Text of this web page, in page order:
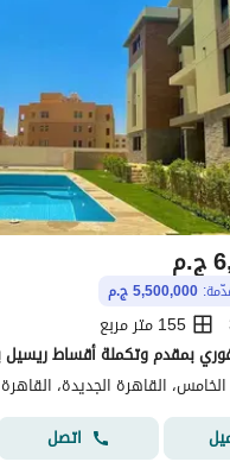
ج.م
5,500,000 ج.م
155 متر مربع
القاهرة الجديدة، القاهرة
اتصل